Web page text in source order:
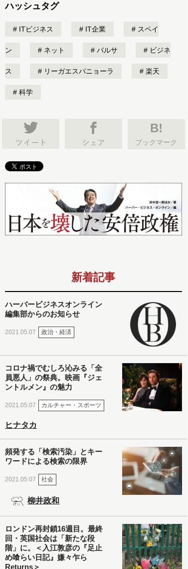
ハッシュタグ
ITビジネス IT企業 スペイ
ン ネット バルサ ビジネ
ス リーガエスパニョーラ 楽天
科学
B!
ブックマーク
新着記事
ハーバービジネスオンライン
編集部からのお知らせ
2021.05.07 政治・経済
コロナ禍でむしろ沁みる「全
員悪人」の祭典。映画『ジェ
ントルメン』の魅力
2021.05.07 カルチャー・スポーツ
ヒナタカ
頻発する「検索汚染」とキー
ワードによる検索の限界
2021.05.07 社会
柳井政和
ロンドン再封鎖16週目。最終
回・英国社会は「新たな段
階」に。＜入江敦彦の『足止
め喰らい日記』嫌々乍ら
Returns＞